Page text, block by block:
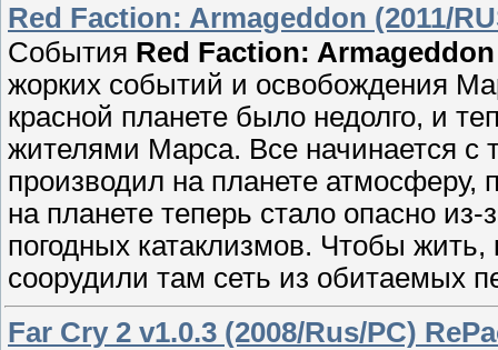
Red Faction: Armageddon (2011/
События Red Faction: Armageddon
жорких событий и освобождения
красной планете было недолго, и
жителями Марса. Все начинается с
производил на планете
на планете теперь стало опасно
погодных катаклизмов. Чтобы
соорудили там сеть из обитаемых
Far Cry 2 v1.0.3 (2008/Rus/PC)